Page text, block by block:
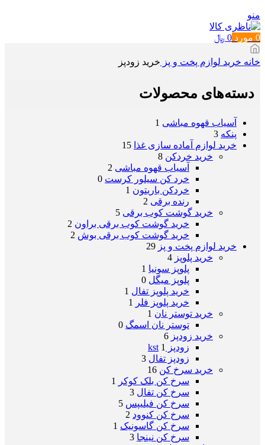
منو
0 مورد 0 ﷼
خانه خرید لوازم پخت و پز خرید زودپز
دسته‌های محصولات
آسیاب قهوه مباشی 1
پنکه 3
خرید لوازم آماده سازی غذا 15
خرید خردکن 8
آسیاب قهوه مباشی 2
خرد کن سیلور کرست 0
خردکن باریتون 1
رنده برقی 2
خرید گوشت کوب برقی 5
خرید گوشت کوب برقی براون 2
خرید گوشت کوب برقی بوش 2
خرید لوازم پخت و پز 29
خرید پلوپز 4
پلوپز سونیا 1
پلوپز میگل 0
خرید پلوپز تفال 1
خرید پلوپز فلر
1
خرید توستر نان 1
توستر نان اسمگ 0
خرید زودپز 6
زودپز kst
1
زودپز تفال 3
خرید سرخ کن 16
سرخ کن بلک کوکر
1
سرخ کن تفال 3
سرخ کن فیلیپس 5
سرخ کن کنوود 2
سرخ کن گاسونیک 1
سرخ کن نینجا 3